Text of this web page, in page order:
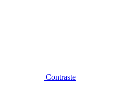
Contraste